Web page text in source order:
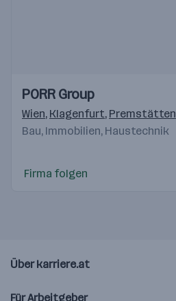
Videos
Einblicke
Einblicke
PORR Group
Wien, Klagenfurt, Premstätten
Bau, Immobilien, Haustechnik
Firma folgen
Über karriere.at
Für Arbeitgeber